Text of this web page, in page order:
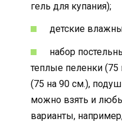
гель для купания);
детские
набор
теплые пеленки
(75 на 90 см.),
можно взять и
варианты,